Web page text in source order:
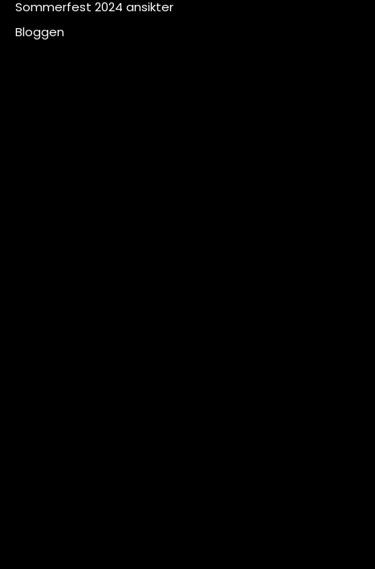
Sommerfest 2024 ansikter
Bloggen